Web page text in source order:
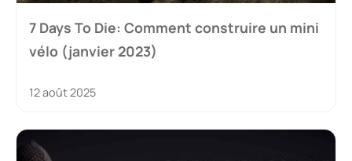
7 Days To Die: Comment construire un mini
vélo (janvier 2023)
12 août 2025